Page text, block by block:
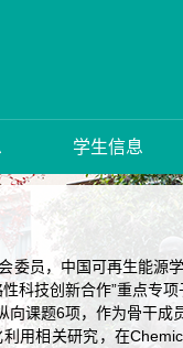
学生信息
委员，中国可再生能
科技创新合作”重点专
课题6项，作为骨干
用相关研究，在